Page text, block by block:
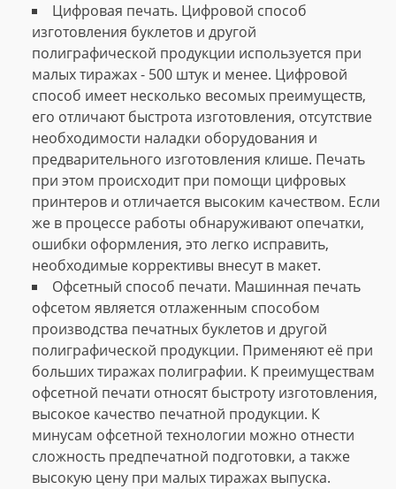
Цифровая печать. Цифровой способ
изготовления буклетов и другой
полиграфической продукции используется при
малых тиражах - 500 штук и менее. Цифровой
способ имеет несколько весомых преимуществ,
его отличают быстрота изготовления, отсутствие
необходимости наладки оборудования и
предварительного изготовления клише. Печать
при этом происходит при помощи цифровых
принтеров и отличается высоким качеством. Если
же в процессе работы обнаруживают опечатки,
ошибки оформления, это легко исправить,
необходимые коррективы внесут в макет.
Офсетный способ печати. Машинная печать
офсетом является отлаженным способом
производства печатных буклетов и другой
полиграфической продукции. Применяют её при
больших тиражах полиграфии. К преимуществам
офсетной печати относят быстроту изготовления,
высокое качество печатной продукции. К
минусам офсетной технологии можно отнести
сложность предпечатной подготовки, а также
высокую цену при малых тиражах выпуска.